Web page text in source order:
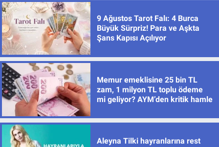
9 Ağustos Tarot Falı: 4 Burca
Büyük Sürpriz! Para ve Aşkta
Şans Kapısı Açılıyor
Memur emeklisine 25 bin TL
zam, 1 milyon TL toplu ödeme
mi geliyor? AYM’den kritik hamle
Aleyna Tilki hayranlarına rest